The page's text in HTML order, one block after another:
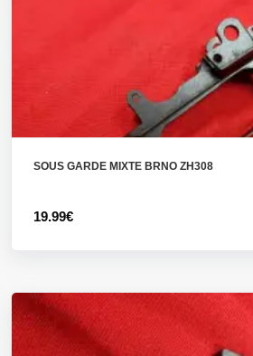
SOUS GARDE MIXTE BRNO ZH308
19.99€